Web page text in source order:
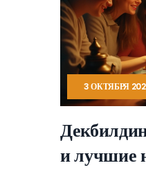
3 ОКТЯБРЯ
и лучшие